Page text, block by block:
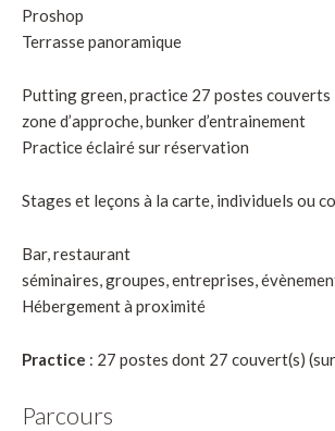
Proshop
Terrasse panoramique
Putting green, practice 27 postes couverts
zone d’approche, bunker d’entrainement
Practice éclairé sur réservation
Stages et leçons à la carte, individuels ou
Bar, restaurant
séminaires, groupes, entreprises,
Hébergement à proximité
Practice : 27 postes dont 27 couvert(s)
Parcours